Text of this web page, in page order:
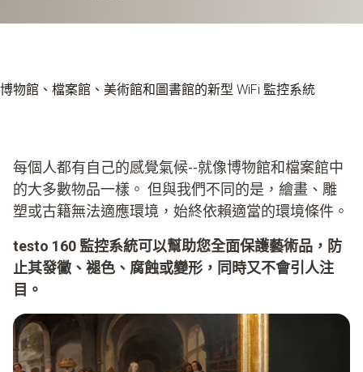
博物館、檔案館、美術館和圖書館的新型 WiFi 監控系統
每個人都有自己的感覺氣候--就像博物館和檔案館中
的大多數物品一樣。 但與我們不同的是，繪畫、雕
塑或古籍無法適應環境，始終依賴適當的環境條件。
testo 160 監控系統可以幫助您全面保護藝術品，防
止其發黴、褪色、腐蝕或變形，同時又不會引人注
目。